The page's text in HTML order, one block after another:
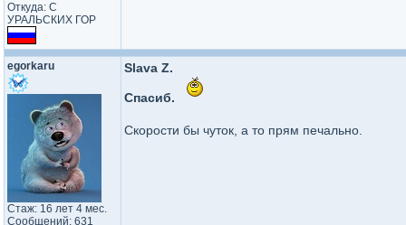
Откуда: С
УРАЛЬСКИХ ГОР
egorkaru
Стаж: 16 лет 4 мес.
Сообщений: 631
Slava Z.
Спасиб.
Скорости бы чуток, а то прям печально.